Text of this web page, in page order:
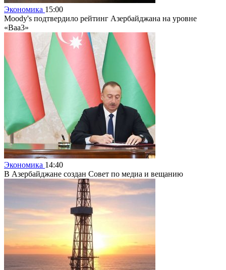
Экономика 15:00
Moody's подтвердило рейтинг Азербайджана на уровне
«Baa3»
Экономика 14:40
В Азербайджане создан Совет по медиа и вещанию